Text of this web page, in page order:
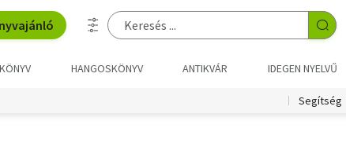
HANGOSKÖNYV ANTIKVÁR IDEGEN NYELVŰ
Segítség